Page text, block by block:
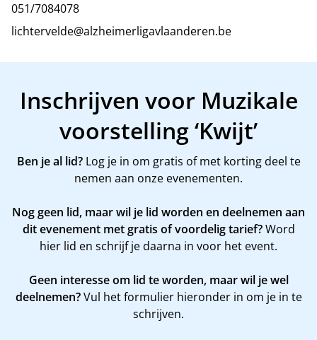
051/7084078
lichtervelde@alzheimerligavlaanderen.be
Inschrijven voor Muzikale
voorstelling ‘Kwijt’
Ben je al lid?Log je in om gratis of met korting deel te
nemen aan onze evenementen.
Nog geen lid, maar wil je lid worden en deelnemen aan
dit evenement met gratis of voordelig tarief?Word
hier lid en schrijf je daarna in voor het event.
Geen interesse om lid te worden, maar wil je wel
deelnemen?Vul het formulier hieronder in om je in te
schrijven.